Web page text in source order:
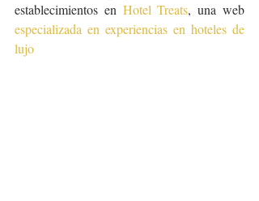
establecimientos en Hotel Treats
especializada en experiencias en hoteles de
lujo